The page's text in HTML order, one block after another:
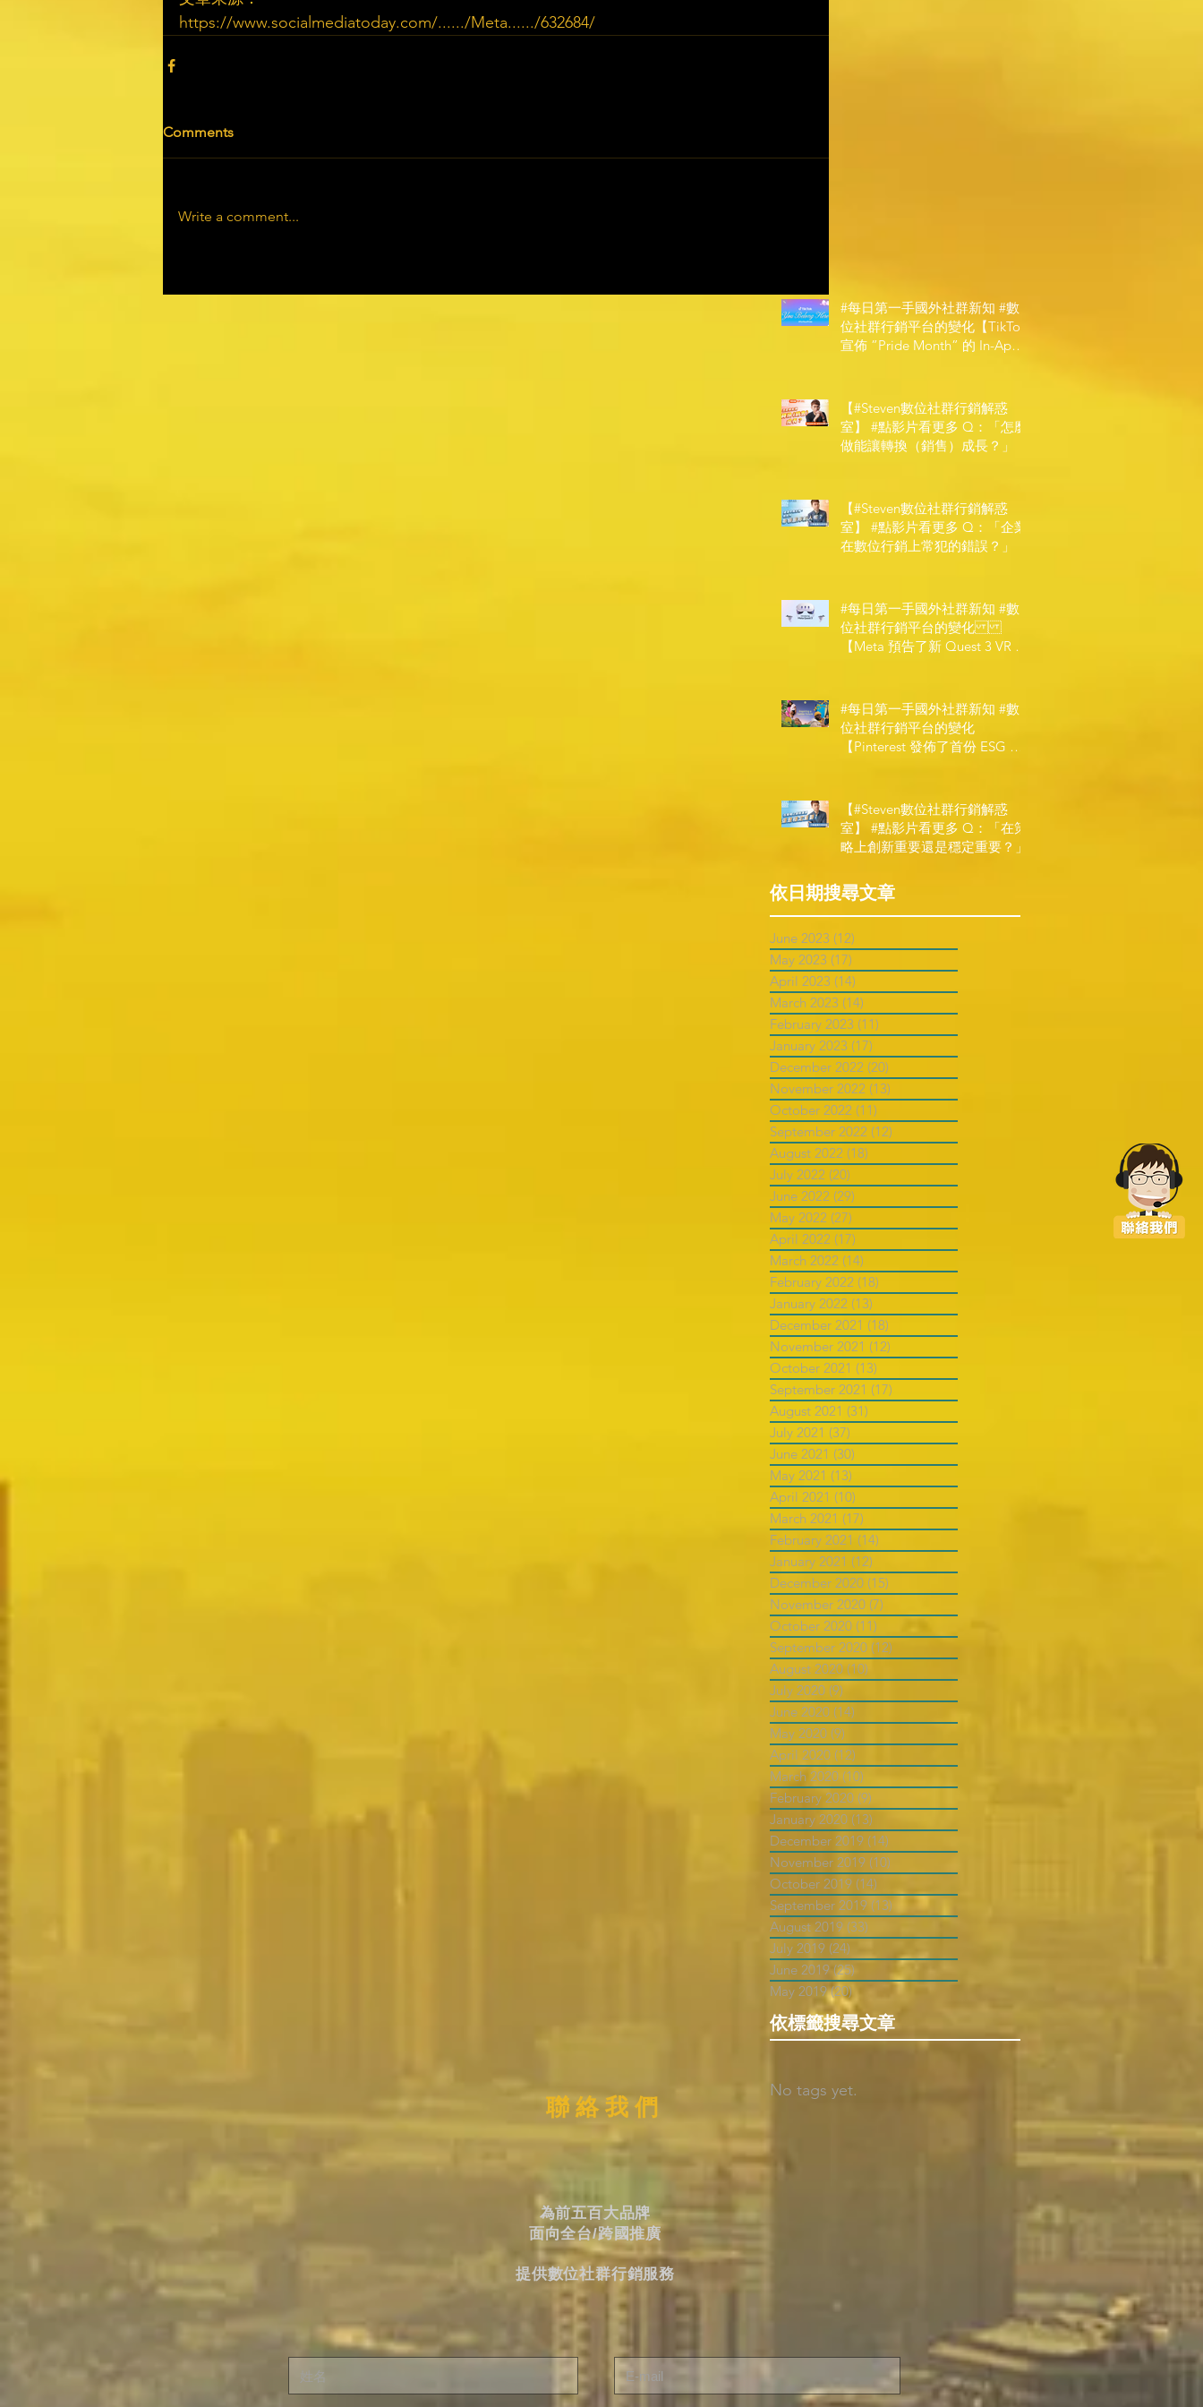
https://www.socialmediatoday.com/....../Meta....../632684/
Comments
Write a comment...
#每日第一手國外社群新知 #數
位社群行銷平台的變化【TikTok
宣佈 ”Pride Month” 的 In-App
【#Steven數位社群行銷解惑
室】 #點影片看更多​ Q：「怎麼
做能讓轉換（銷售）成長？」
【#Steven數位社群行銷解惑
室】 #點影片看更多​ Q：「企業
在數位行銷上常犯的錯誤？」
#每日第一手國外社群新知 #數
位社群行銷平台的變化
【Meta 預告了新 Quest 3 VR 耳
#每日第一手國外社群新知 #數
位社群行銷平台的變化
【Pinterest 發佈了首份 ESG 報
【#Steven數位社群行銷解惑
室】 #點影片看更多​ Q：「在策
略上創新重要還是穩定重要？」
依日期搜尋文章
June 2023 (12)
May 2023 (17)
April 2023 (14)
March 2023 (14)
February 2023 (11)
January 2023 (17)
December 2022 (20)
November 2022 (13)
October 2022 (11)
September 2022 (12)
August 2022 (18)
July 2022 (20)
June 2022 (29)
May 2022 (27)
April 2022 (17)
March 2022 (14)
February 2022 (18)
January 2022 (13)
December 2021 (18)
November 2021 (12)
October 2021 (13)
September 2021 (17)
August 2021 (31)
July 2021 (37)
June 2021 (30)
May 2021 (13)
April 2021 (10)
March 2021 (17)
February 2021 (14)
January 2021 (12)
December 2020 (15)
November 2020 (7)
October 2020 (11)
September 2020 (12)
August 2020 (10)
July 2020 (9)
June 2020 (14)
May 2020 (9)
April 2020 (12)
March 2020 (10)
February 2020 (9)
January 2020 (13)
December 2019 (14)
November 2019 (10)
October 2019 (14)
September 2019 (13) 13 posts
August 2019 (33)
July 2019 (24)
June 2019 (25) 25 posts
May 2019 (20)
依標籤搜尋文章
No tags yet.
聯 絡 我 們
為前五百大品牌
面向全台/跨國推廣
提供數位社群行銷服務